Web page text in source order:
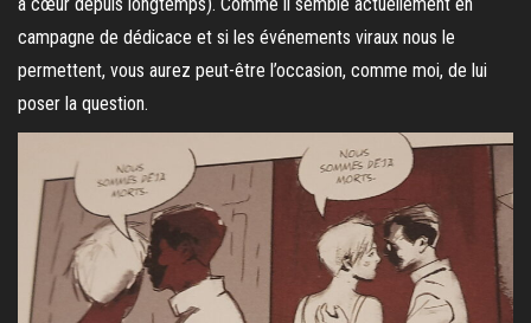
campagne de dédicace et si les événements viraux nous le
permettent, vous aurez peut-être l’occasion, comme moi, de lui
poser la question.